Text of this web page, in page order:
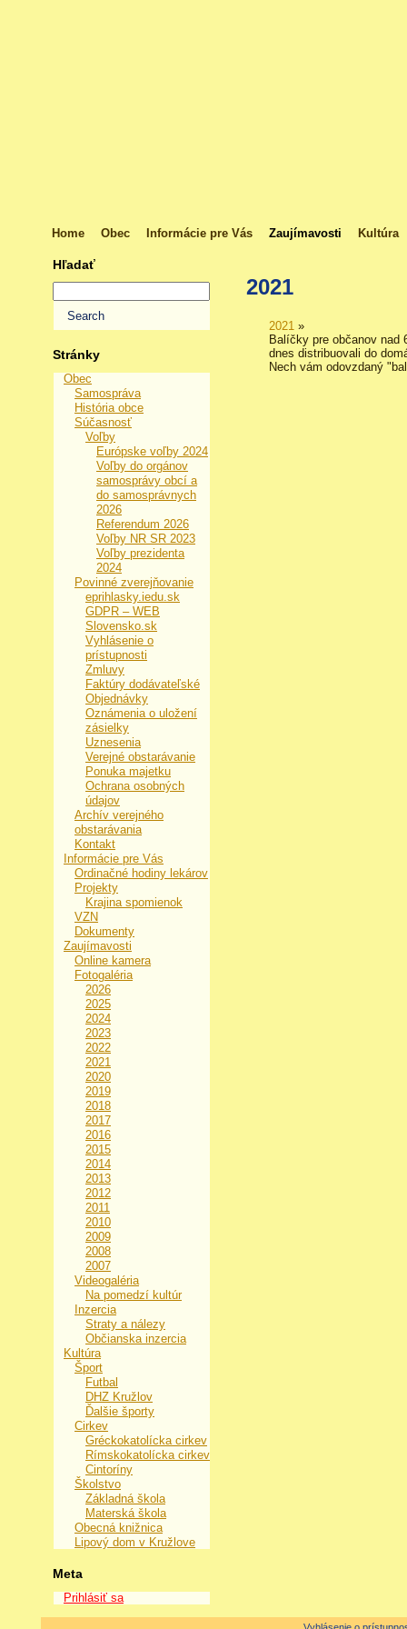
Home Obec Informácie pre Vás Zaujímavosti Kultúra
Hľadať
Stránky
Obec
Samospráva
História obce
Súčasnosť
Voľby
Európske voľby 2024
Voľby do orgánov
samosprávy obcí a
do samosprávnych
2026
Referendum 2026
Voľby NR SR 2023
Voľby prezidenta
2024
Povinné zverejňovanie
eprihlasky.iedu.sk
GDPR – WEB
Slovensko.sk
Vyhlásenie o
prístupnosti
Zmluvy
Faktúry dodávateľské
Objednávky
Oznámenia o uložení
zásielky
Uznesenia
Verejné obstarávanie
Ponuka majetku
Ochrana osobných
údajov
Archív verejného
obstarávania
Kontakt
Informácie pre Vás
Ordinačné hodiny lekárov
Projekty
Krajina spomienok
VZN
Dokumenty
Zaujímavosti
Online kamera
Fotogaléria
2026
2025
2024
2023
2022
2021
2020
2019
2018
2017
2016
2015
2014
2013
2012
2011
2010
2009
2008
2007
Videogaléria
Na pomedzí kultúr
Inzercia
Straty a nálezy
Občianska inzercia
Kultúra
Šport
Futbal
DHZ Kružlov
Ďalšie športy
Cirkev
Gréckokatolícka cirkev
Rímskokatolícka cirkev
Cintoríny
Školstvo
Základná škola
Materská škola
Obecná knižnica
Lipový dom v Kružlove
Meta
Prihlásiť sa
2021
2021 »
Balíčky pre občanov nad
dnes distribuovali do
Nech vám odovzdaný